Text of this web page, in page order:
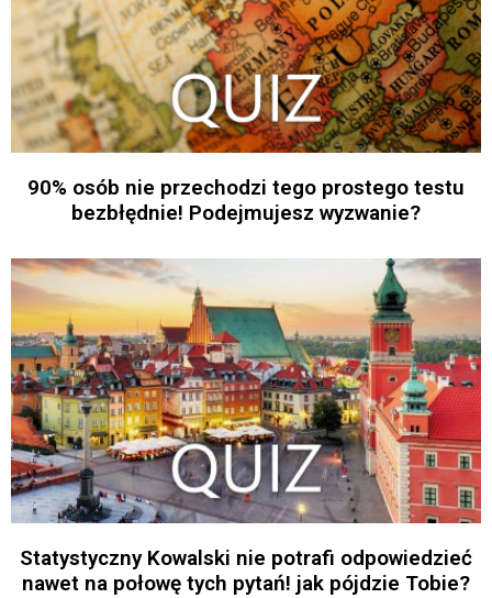
90% osób nie przechodzi tego prostego testu
bezbłędnie! Podejmujesz wyzwanie?
Statystyczny Kowalski nie potrafi odpowiedzieć
nawet na połowę tych pytań! jak pójdzie Tobie?